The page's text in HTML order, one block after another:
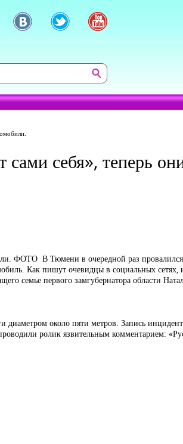
себя», теперь
В Тюмени в очередной раз
Как пишут очевидцы в социальных
семье первого замгубернатора области
около пяти метров. Запись
ролик язвительным комментарием: